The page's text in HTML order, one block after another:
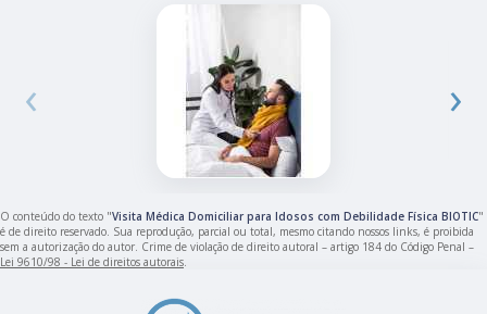
‹ ›
O conteúdo do texto "Visita Médica Domiciliar para Idosos com Debilidade Física BIOTIC"
é de direito reservado. Sua reprodução, parcial ou total, mesmo citando nossos links, é proibida
sem a autorização do autor. Crime de violação de direito autoral – artigo 184 do Código Penal –
Lei 9610/98 - Lei de direitos autorais